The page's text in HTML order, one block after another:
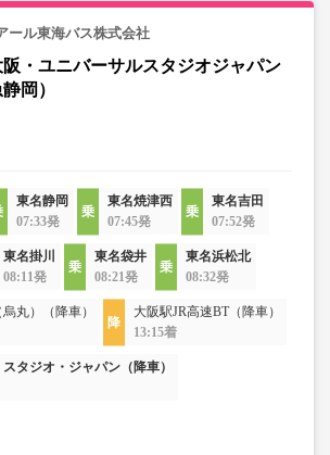
ール東海バス株式会社
・ユニバーサルスタジオジャパン
岡）
東名静岡
07:33発
東名焼津西
07:45発
東名吉田
07:52発
東名掛川
08:11発
東名袋井
08:21発
東名浜松北
08:32発
丸）（降車）
大阪駅JR高速BT（降車）
13:15着
タジオ・ジャパン（降車）